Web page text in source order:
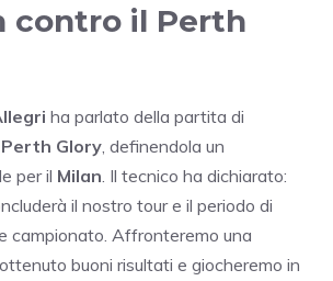
contro il Perth
ha parlato della partita di
Perth Glory , definendola un
per il Milan . Il tecnico ha dichiarato:
il nostro tour e il periodo di
campionato. Affronteremo una
buoni risultati e giocheremo in